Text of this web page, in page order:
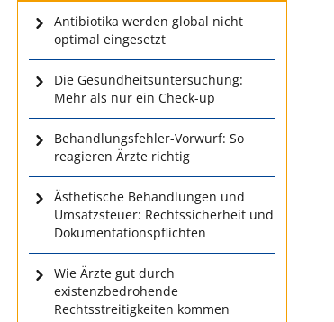
Antibiotika werden global nicht
optimal eingesetzt
Die Gesundheitsuntersuchung:
Mehr als nur ein Check-up
Behandlungsfehler-Vorwurf: So
reagieren Ärzte richtig
Ästhetische Behandlungen und
Umsatzsteuer: Rechtssicherheit und
Dokumentationspflichten
Wie Ärzte gut durch
existenzbedrohende
Rechtsstreitigkeiten kommen